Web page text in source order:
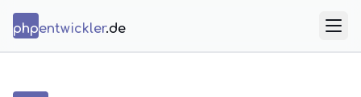
phpentwickler.de